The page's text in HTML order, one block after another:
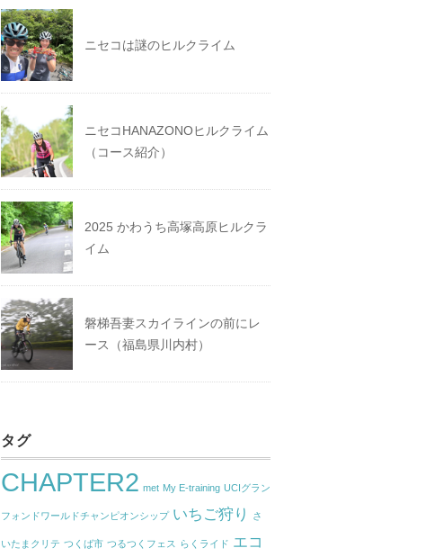
ニセコは謎のヒルクライム
ニセコHANAZONOヒルクライム
（コース紹介）
2025 かわうち高塚高原ヒルクラ
イム
磐梯吾妻スカイラインの前にレ
ース（福島県川内村）
タグ
CHAPTER2 met My E-training UCIグラン
フォンドワールドチャンピオンシップ いちご狩り さ
いたまクリテ つくば市 つるつくフェス らくライド エコ